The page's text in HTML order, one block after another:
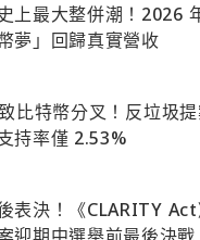
上最大整併潮！2026
夢」回歸真實營收
比特幣分叉！反垃圾
持率僅 2.53%
表決！《CLARITY